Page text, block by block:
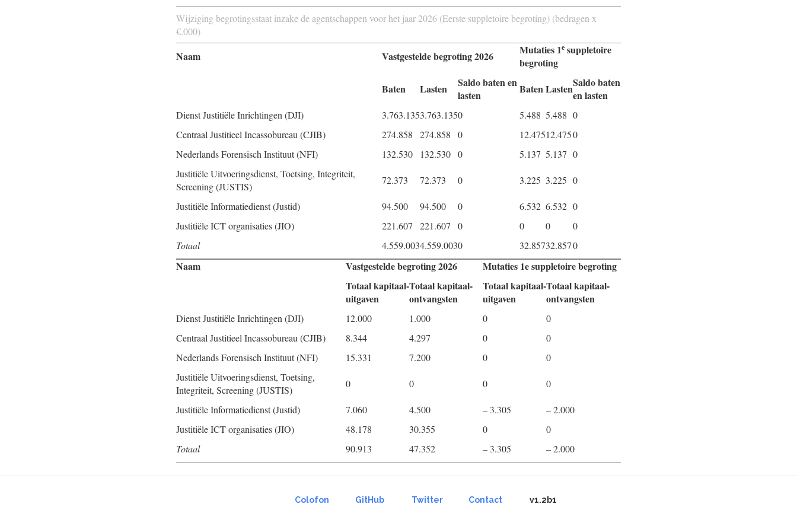
Wĳziging begrotingsstaat inzake de agentschappen voor het jaar 2026 (Eerste suppletoire begroting) (bedragen x
€.000)
Naam Vastgestelde begroting 2026 Mutaties 1e suppletoire
begroting
Baten
Lasten
Saldo baten en
lasten
BatenLastenSaldo baten
en lasten
Dienst Justitiële Inrichtingen (DJI) 3.763.1353.763.1350 5.488 5.488 0
Centraal Justitieel Incassobureau (CJIB)
274.858 274.858 0 12.47512.4750
Nederlands Forensisch Instituut (NFI)
132.530 132.530 0 5.137 5.137 0
Justitiële Uitvoeringsdienst, Toetsing, Integriteit,
Screening (JUSTIS)
72.373 72.373 0 3.225 3.225 0
Justitiële Informatiedienst (Justid) 94.500 94.500 0 6.532 6.532 0
Justitiële ICT organisaties (JIO)
221.607 221.607 0 0 0
0
Totaal
4.559.0034.559.0030 32.85732.8570
Naam Vastgestelde begroting 2026
Mutaties 1e suppletoire begroting
Totaal kapitaal-
uitgaven
Totaal kapitaal-
ontvangsten
Totaal kapitaal-
uitgaven
Totaal kapitaal-
ontvangsten
Dienst Justitiële Inrichtingen (DJI) 12.000 1.000 0
0
Centraal Justitieel Incassobureau (CJIB)
8.344 4.297 0
0
Nederlands Forensisch Instituut (NFI)
15.331 7.200 0
0
Justitiële Uitvoeringsdienst, Toetsing,
Integriteit, Screening (JUSTIS)
0 0 0 0
Justitiële Informatiedienst (Justid) 7.060 4.500 – 3.305
– 2.000
Justitiële ICT organisaties (JIO)
48.178 30.355 0
0
Totaal
90.913 47.352 – 3.305 – 2.000
Colofon GitHub Twitter Contact v1.2b1